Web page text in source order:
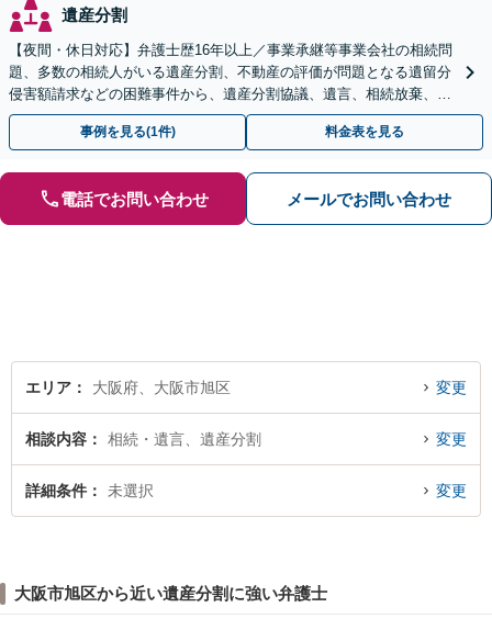
遺産分割
【夜間・休日対応】弁護士歴16年以上／事業承継等事業会社の相続問
題、多数の相続人がいる遺産分割、不動産の評価が問題となる遺留分
侵害額請求などの困難事件から、遺産分割協議、遺言、相続放棄、使
途不明金の調査まで、全般の経験豊富【JR草津駅2分】
事例を見る(1件) 料金表を見る
電話でお問い合わせ メールでお問い合わせ
エリア 大阪府、大阪市旭区 変更
相談内容 相続・遺言、遺産分割 変更
詳細条件 未選択 変更
大阪市旭区から近い遺産分割に強い弁護士